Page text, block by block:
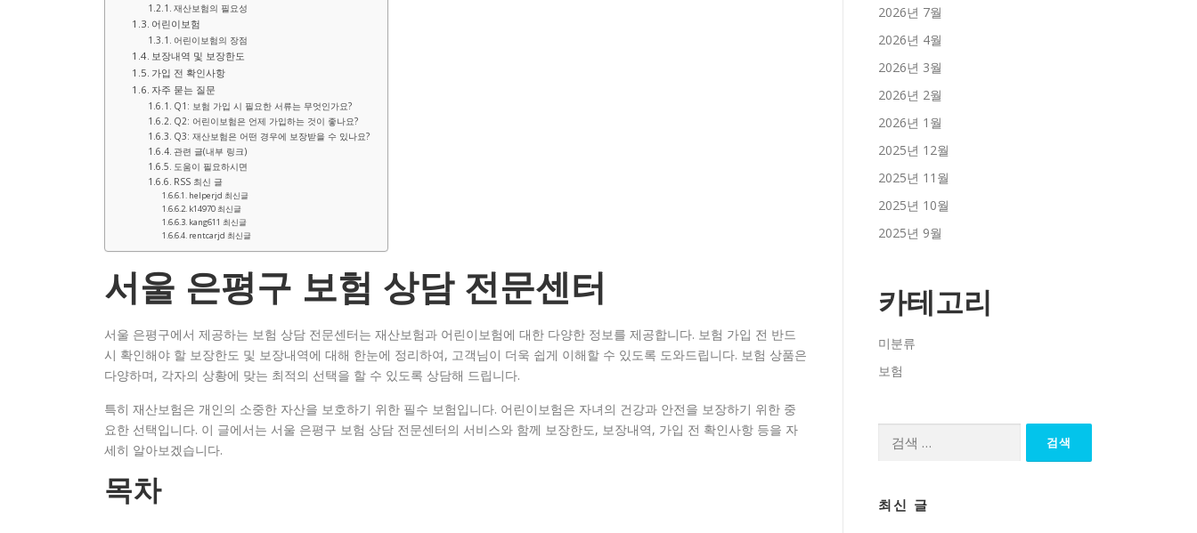
재산보험의 필요성
어린이보험
어린이보험의 장점
보장내역 및 보장한도
가입 전 확인사항
자주 묻는 질문
Q1: 보험 가입 시 필요한 서류는 무엇인가요?
Q2: 어린이보험은 언제 가입하는 것이 좋나요?
Q3: 재산보험은 어떤 경우에 보장받을 수 있나요?
관련 글(내부 링크)
도움이 필요하시면
RSS 최신 글
helperjd 최신글
k14970 최신글
kang611 최신글
rentcarjd 최신글
서울 은평구 보험 상담 전문센터
서울 은평구에서 제공하는 보험 상담 전문센터는 재산보험과 어린이보험에 대한 다양한 정보를 제공합니다. 보험 가입 전 반드
시 확인해야 할 보장한도 및 보장내역에 대해 한눈에 정리하여, 고객님이 더욱 쉽게 이해할 수 있도록 도와드립니다. 보험 상품은
다양하며, 각자의 상황에 맞는 최적의 선택을 할 수 있도록 상담해 드립니다.
특히 재산보험은 개인의 소중한 자산을 보호하기 위한 필수 보험입니다. 어린이보험은 자녀의 건강과 안전을 보장하기 위한 중
요한 선택입니다. 이 글에서는 서울 은평구 보험 상담 전문센터의 서비스와 함께 보장한도, 보장내역, 가입 전 확인사항 등을 자
세히 알아보겠습니다.
목차
2026년 7월
2026년 4월
2026년 3월
2026년 2월
2026년 1월
2025년 12월
2025년 11월
2025년 10월
2025년 9월
카테고리
미분류
보험
최신 글